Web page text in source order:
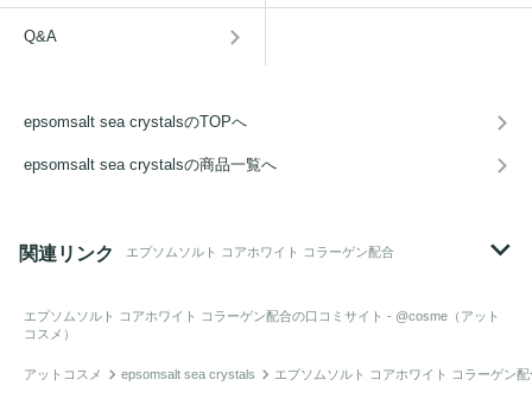
Q&A
epsomsalt sea crystalsのTOPへ
epsomsalt sea crystalsの商品一覧へ
関連リンク エプソムソルト コアホワイト コラーゲン配合
エプソムソルト コアホワイト コラーゲン配合の口コミサイト - @cosme（アット
コスメ）
アットコスメ epsomsalt sea crystals エプソムソルト コアホワイト コラーゲン配